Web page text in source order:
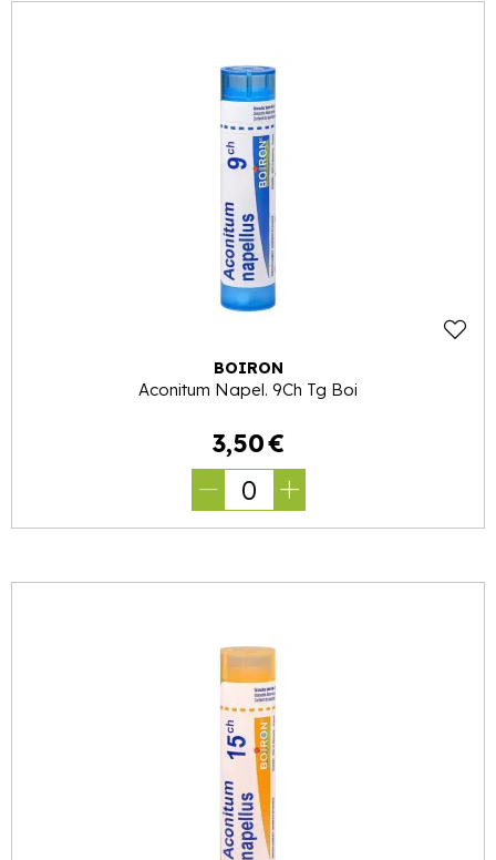
BOIRON
Aconitum Napel. 9Ch Tg Boi
3,50€
0